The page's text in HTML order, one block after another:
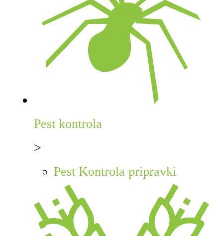
Pest kontrola
>
Pest Kontrola pripravki